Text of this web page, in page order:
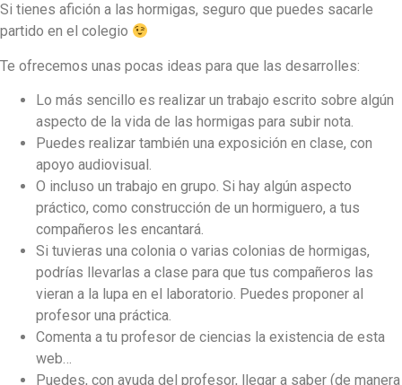
Si tienes afición a las hormigas, seguro que puedes sacarle
partido en el colegio
Te ofrecemos unas pocas ideas para que las desarrolles:
Lo más sencillo es realizar un trabajo escrito sobre algún
aspecto de la vida de las hormigas para subir nota.
Puedes realizar también una exposición en clase, con
apoyo audiovisual.
O incluso un trabajo en grupo. Si hay algún aspecto
práctico, como construcción de un hormiguero, a tus
compañeros les encantará.
Si tuvieras una colonia o varias colonias de hormigas,
podrías llevarlas a clase para que tus compañeros las
vieran a la lupa en el laboratorio. Puedes proponer al
profesor una práctica.
Comenta a tu profesor de ciencias la existencia de esta
web…
Puedes, con ayuda del profesor, llegar a saber (de manera